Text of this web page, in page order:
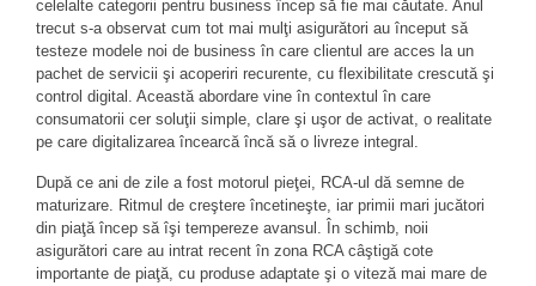
celelalte categorii pentru business încep să fie mai căutate. Anul
trecut s-a observat cum tot mai mulţi asigurători au început să
testeze modele noi de business în care clientul are acces la un
pachet de servicii şi acoperiri recurente, cu flexibilitate crescută şi
control digital. Această abordare vine în contextul în care
consumatorii cer soluţii simple, clare şi uşor de activat, o realitate
pe care digitalizarea încearcă încă să o livreze integral.
După ce ani de zile a fost motorul pieţei, RCA-ul dă semne de
maturizare. Ritmul de creştere încetineşte, iar primii mari jucători
din piaţă încep să îşi tempereze avansul. În schimb, noii
asigurători care au intrat recent în zona RCA câştigă cote
importante de piaţă, cu produse adaptate şi o viteză mai mare de